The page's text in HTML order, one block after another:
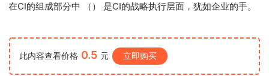
在CI的组成部分中 （） 是CI的战略执行层面，犹如企业的手。
此内容查看价格 0.5 元 立即购买